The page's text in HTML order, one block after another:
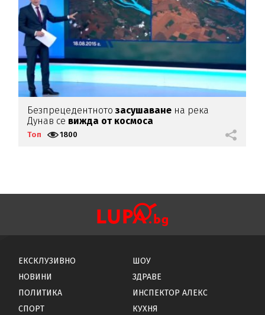
Безпрецедентнотозасушаване на река
Дунав се вижда от космоса
Топ 1800
ЕКСКЛУЗИВНО
НОВИНИ
ПОЛИТИКА
СПОРТ
ШОУ
ЗДРАВЕ
ИНСПЕКТОР АЛЕКС
КУХНЯ